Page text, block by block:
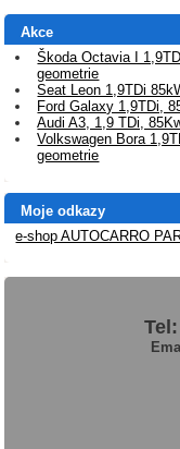
Akce
Škoda Octavia I
geometrie
Seat Leon 1,9TDi
Ford Galaxy 1,9TDi,
Audi A3, 1,9 TDi,
Volkswagen Bora
geometrie
Moje odkazy
e-shop AUTOCARRO